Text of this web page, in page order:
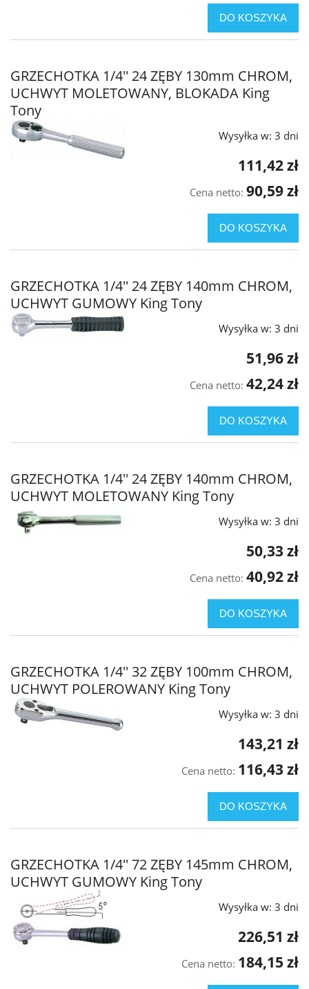
DO KOSZYKA
GRZECHOTKA 1/4'' 24 ZĘBY 130mm CHROM,
UCHWYT MOLETOWANY, BLOKADA King
Tony
Wysyłka w: 3 dni
111,42 zł
Cena netto: 90,59 zł
DO KOSZYKA
GRZECHOTKA 1/4'' 24 ZĘBY 140mm CHROM,
UCHWYT GUMOWY King Tony
Wysyłka w: 3 dni
51,96 zł
Cena netto: 42,24 zł
DO KOSZYKA
GRZECHOTKA 1/4'' 24 ZĘBY 140mm CHROM,
UCHWYT MOLETOWANY King Tony
Wysyłka w: 3 dni
50,33 zł
Cena netto: 40,92 zł
DO KOSZYKA
GRZECHOTKA 1/4'' 32 ZĘBY 100mm CHROM,
UCHWYT POLEROWANY King Tony
Wysyłka w: 3 dni
143,21 zł
Cena netto: 116,43 zł
DO KOSZYKA
GRZECHOTKA 1/4'' 72 ZĘBY 145mm CHROM,
UCHWYT GUMOWY King Tony
Wysyłka w: 3 dni
226,51 zł
Cena netto: 184,15 zł